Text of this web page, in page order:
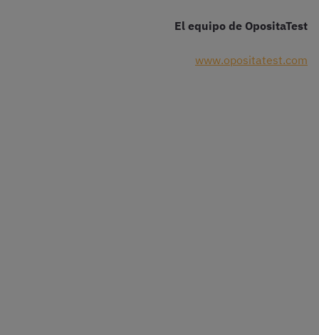
El equipo de OpositaTest
www.opositatest.com